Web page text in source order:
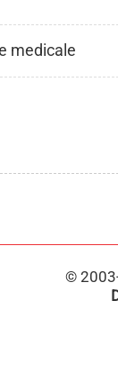
medicale
©